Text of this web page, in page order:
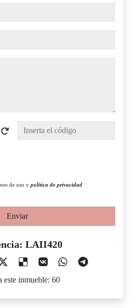
de uso y política de privacidad
Enviar
LAII420
este inmueble: 60